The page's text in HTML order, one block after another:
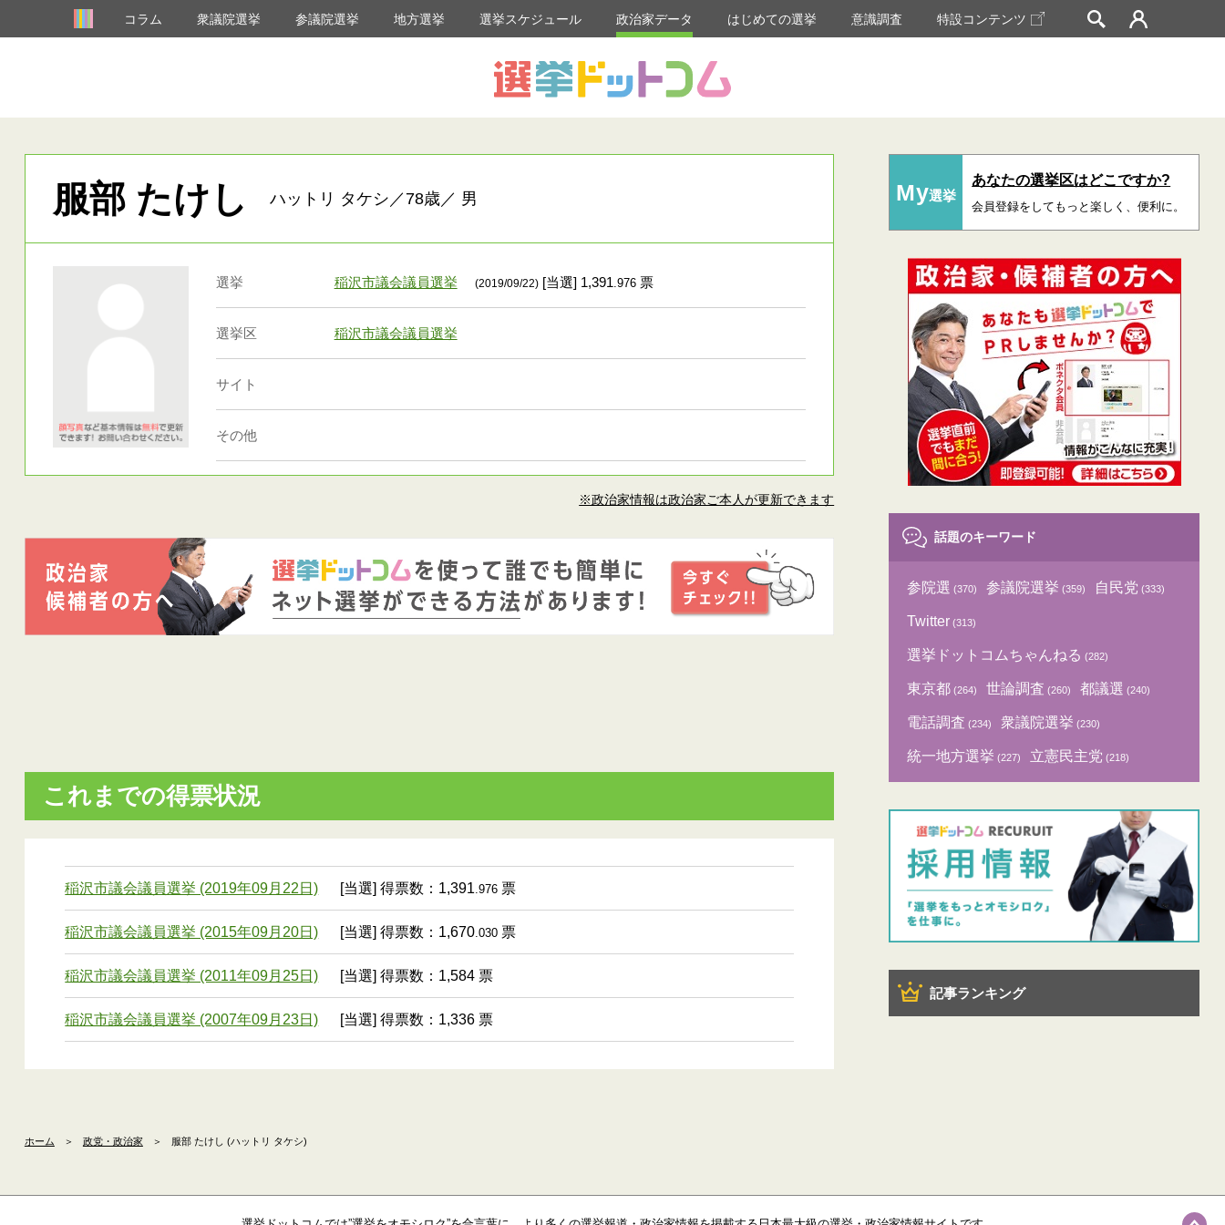
コラム 衆議院選挙 参議院選挙 地方選挙 選挙スケジュール 政治家データ はじめての選挙 意識調査 特設コンテンツ
服部 たけし ハットリ タケシ／78歳／ 男
選挙 稲沢市議会議員選挙 (2019/09/22)[当選] 1,391.976票
選挙区 稲沢市議会議員選挙
サイト
その他
※政治家情報は政治家ご本人が更新できます
これまでの得票状況
稲沢市議会議員選挙 (2019年09月22日) [当選] 得票数：1,391.976 票
稲沢市議会議員選挙 (2015年09月20日) [当選] 得票数：1,670.030 票
稲沢市議会議員選挙 (2011年09月25日) [当選] 得票数：1,584 票
稲沢市議会議員選挙 (2007年09月23日) [当選] 得票数：1,336 票
My選挙
あなたの選挙区はどこですか?
会員登録をしてもっと楽しく、便利に。
話題のキーワード
参院選 (370) 参議院選挙 (359) 自民党 (333)
Twitter (313)
選挙ドットコムちゃんねる (282)
東京都 (264) 世論調査 (260) 都議選 (240)
電話調査 (234) 衆議院選挙 (230)
統一地方選挙 (227) 立憲民主党 (218)
記事ランキング
ホーム ＞ 政党・政治家 ＞ 服部 たけし (ハットリ タケシ)